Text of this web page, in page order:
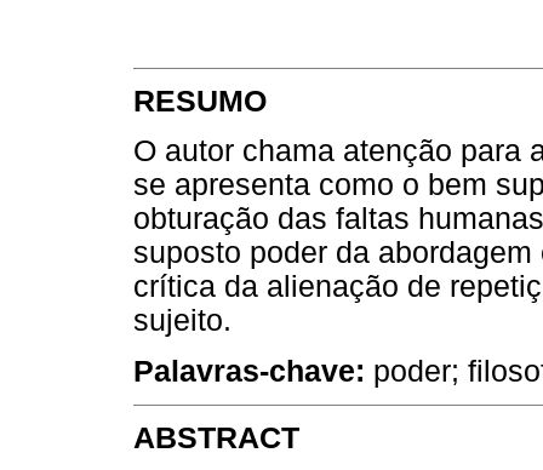
RESUMO
O autor chama atenção para
se apresenta como o bem
obturação das faltas
suposto poder da
crítica da alienação de
sujeito.
Palavras-chave: poder;
ABSTRACT